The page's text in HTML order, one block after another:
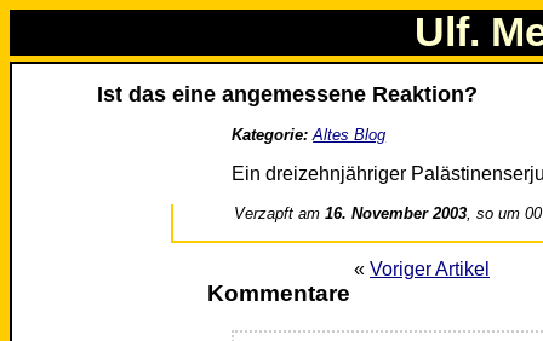
Ulf.
Ist das eine angemessene Reaktion?
Kategorie: Altes Blog
Ein dreizehnjähriger
Verzapft am16. November 2003, so um
« Voriger Artikel
Kommentare